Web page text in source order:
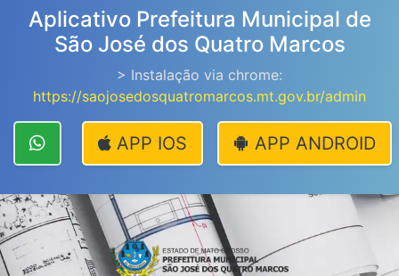
Aplicativo Prefeitura Municipal de
São José dos Quatro Marcos
> Instalação via chrome:
https://saojosedosquatromarcos.mt.gov.br/admin
APP ANDROID
APP IOS